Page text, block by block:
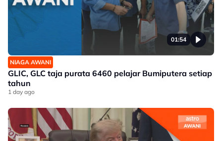
01:54
NIAGA AWANI
GLIC, GLC taja purata 6460 pelajar Bumiputera setiap
tahun
1 day ago